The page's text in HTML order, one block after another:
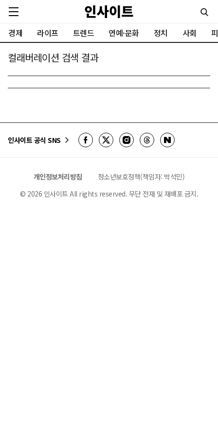
경제 라이프 트렌드 연예·문화 정치 사회
컬래버레이션 검색 결과
인사이트 공식 SNS
개인정보처리방침
청소년보호정책(책임자: 박석민)
© 2026 인사이트 All rights reserved. 무단 전재 및 재배포 금지.